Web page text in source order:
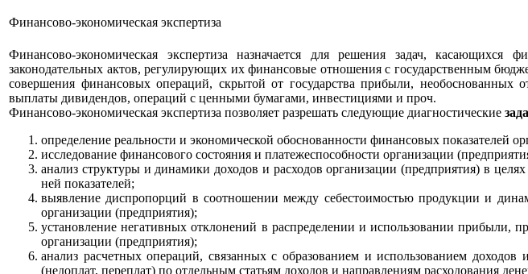
Финансово-экономическая экспертиза
Финансово-экономическая экспертиза назначается для решения задач, касающихся
законодательных актов, регулирующих их финансовые отношения с государственным
совершения финансовых операций, скрытой от государства прибыли,
выплаты дивидендов, операций с ценными бумагами, инвестициями и проч.
Финансово-экономическая экспертиза позволяет разрешать следующие диагностические
определение реальности и экономической обоснованности финансовых показателей
исследование финансового состояния и платежеспособности организации
анализ структуры и динамики доходов и расходов организации (предприятия) в
ней показателей;
выявление диспропорций в соотношении между себестоимостью продукции и
организации (предприятия);
установление негативных отклонений в распределении и использовании
организации (предприятия);
анализ расчетных операций, связанных с образованием и использованием
(недоплат, переплат) по отдельным статьям доходов и направлениям расходования